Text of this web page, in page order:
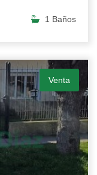
1 Baños
Venta